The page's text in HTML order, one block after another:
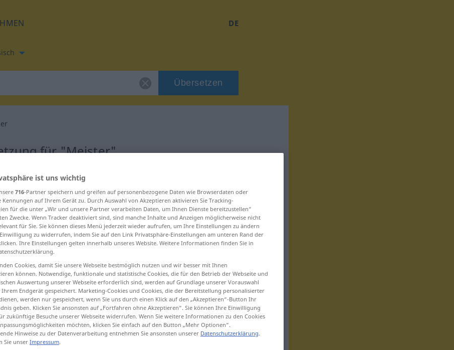
DE
Übersetzen
für "Meister"
Meister
ist uns wichtig
716-Partner speichern und greifen auf personenbezogene Daten wie Browserdaten oder
Kennungen auf Ihrem Gerät zu. Durch Auswahl von Akzeptieren aktivieren Sie Tracking-
für die unter „Wir und unsere Partner verarbeiten Daten, um Ihnen Dienste bereitzustellen“
Zwecke. Wenn Tracker deaktiviert sind, sind manche Inhalte und Anzeigen möglicherweise nicht
für Sie. Sie können dieses Menü jederzeit wieder aufrufen, um Ihre Einstellungen zu ändern
zu widerrufen, indem Sie auf den Link Privatsphäre-Einstellungen am unteren Rand der
Ihre Einstellungen gelten innerhalb unseres Website. Weitere Informationen finden Sie in
Cookies, damit Sie unsere Webseite bestmöglich nutzen und wir besser mit Ihnen
können. Notwendige, funktionale und statistische Cookies, die für den Betrieb der Webseite und
Auswertung unserer Webseite erforderlich sind, werden auf Grundlage unserer Vorauswahl
Endgerät gespeichert. Marketing-Cookies und Cookies, die der Bereitstellung personalisierter
werden nur gespeichert, wenn Sie uns durch einen Klick auf den „Akzeptieren“-Button Ihr
geben. Klicken Sie ansonsten auf „Fortfahren ohne Akzeptieren“. Sie können Ihre Einwilligung
zukünftige Besuche unserer Webseite widerrufen. Wenn Sie weitere Informationen zu den Cookies
möchten, klicken Sie einfach auf den Button „Mehr Optionen“.
Hinweise zu der Datenverarbeitung entnehmen Sie ansonsten unserer Datenschutzerklärung.
Sie unser Impressum.